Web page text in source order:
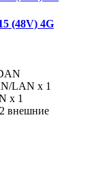
(48V) 4G
LAN х 1
х 1
внешние